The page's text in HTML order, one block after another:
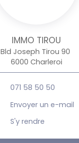
IMMO TIROU
Bld Joseph Tirou 90
6000 Charleroi
071 58 50 50
Envoyer un e-mail
S'y rendre